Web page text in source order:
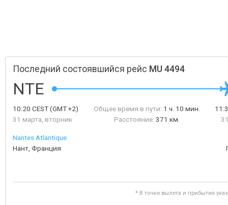
Последний состоявшийся рейс MU 4494
NTE
10:20 CEST(GMT +2)
31 марта, вторник
Общее время в пути: 1 ч. 10 мин.
Расстояние: 371 км.
Nantes Atlantique
Нант, Франция
* В точке вылета и прибытия